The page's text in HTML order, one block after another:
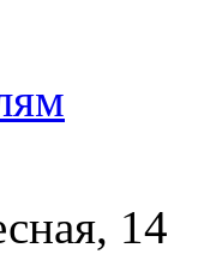
14